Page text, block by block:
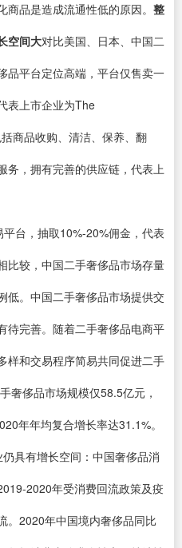
品是造成流通性低的原因。 整
空间大对比美国、日本、中国二
品平台定位高端，平台仅售卖一
表上市企业为The
商品收购、清洁、保养、翻
务，拥有完善的供应链，代表上
台，抽取10%-20%佣金，代表
比较，中国二手奢侈品市场存量
低。中国二手奢侈品市场提供交
待完善。随着二手奢侈品电商平
样和交易程序简易共同促进二手
奢侈品市场规模仅58.5亿元，
年年均复合增长率达31.1%。
具有增长空间：中国奢侈品消
2020年受消费回流政策及疫
。2020年中国境内奢侈品同比